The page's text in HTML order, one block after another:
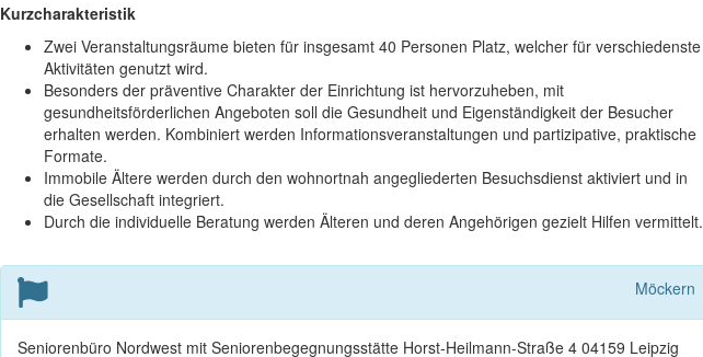
Kurzcharakteristik
Zwei Veranstaltungsräume bieten für insgesamt 40 Personen Platz, welcher für verschiedenste
Aktivitäten genutzt wird.
Besonders der präventive Charakter der Einrichtung ist hervorzuheben, mit
gesundheitsförderlichen Angeboten soll die Gesundheit und Eigenständigkeit der Besucher
erhalten werden. Kombiniert werden Informationsveranstaltungen und partizipative, praktische
Formate.
Immobile Ältere werden durch den wohnortnah angegliederten Besuchsdienst aktiviert und in
die Gesellschaft integriert.
Durch die individuelle Beratung werden Älteren und deren Angehörigen gezielt Hilfen vermittelt.
Möckern
Seniorenbüro Nordwest mit Seniorenbegegnungsstätte Horst-Heilmann-Straße 4 04159 Leipzig